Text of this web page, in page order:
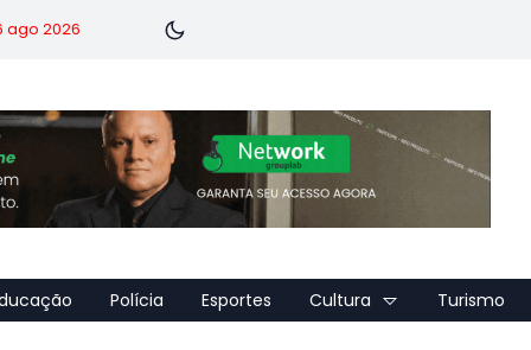
ago 2026
Polícia Esportes Cultura Turismo